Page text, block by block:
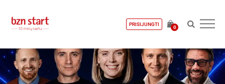
PRISIJUNGTI
0